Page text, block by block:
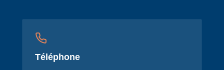
Téléphone